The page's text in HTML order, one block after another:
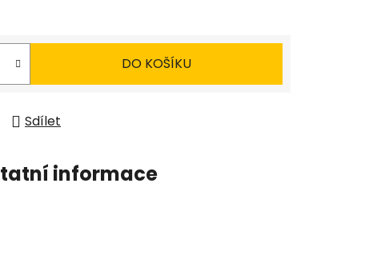
DO KOŠÍKU
Sdílet
informace